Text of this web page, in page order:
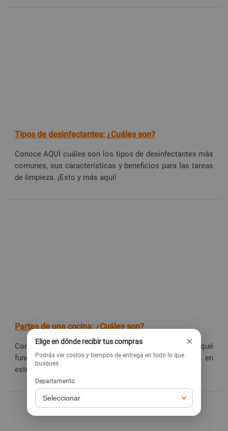
Tipos de desinfectantes: ¿Cuáles son?
Conoce AQUÍ cuáles son los tipos de desinfectantes más
comunes, sus características y beneficios para las tareas
de limpieza. ¡Esto y más aquí!
Partes de una cocina: ¿Cuáles son?
Conoce HOY cuáles son las partes de una cocina, qué
funciones cumplen, sus características y mucho más en
este artículo. ¡Ingresa AQUÍ!
Elige en dónde recibir tus compras ×
Podrás ver costos y tiempos de entrega en todo lo que
busques
Departamento